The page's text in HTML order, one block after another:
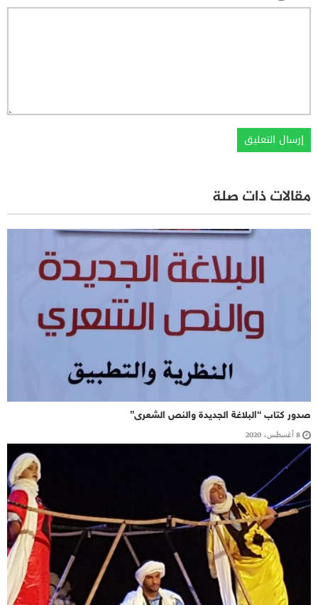
مقالات ذات صلة
صدور كتاب “البلاغة الجديدة والنص الشعرى”
8 أغسطس، 2020